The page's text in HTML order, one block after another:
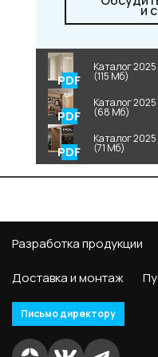
и
Каталог 2025
(115 Мб)
Каталог
(68 Мб)
Каталог
(71 Мб)
Разработка продукции
Доставка и монтаж
Письмо директору